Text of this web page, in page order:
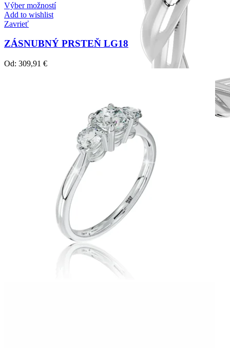
Twist Elegance
Zásnubné prstne z kolekcie Twist Elegance.
Výber možností
Add to wishlist
Zavrieť
ZÁSNUBNÝ PRSTEŇ LG18
Od: 309,91 €